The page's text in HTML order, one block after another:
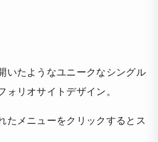
いたようなユニークなシングル
リオサイトデザイン。
たメニューをクリックするとス